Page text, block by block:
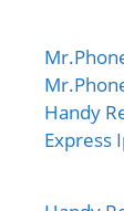
Handy
Express